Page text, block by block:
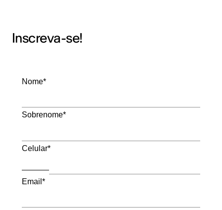
Inscreva-se!
Nome*
Sobrenome*
Celular*
Email*